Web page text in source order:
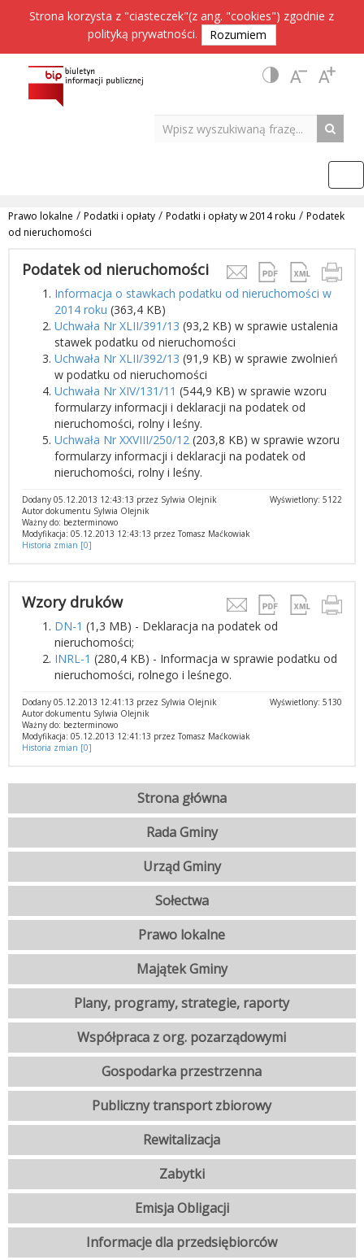
Strona korzysta z "ciasteczek"(z ang. "cookies") zgodnie z
polityką prywatności. Rozumiem
Prawo lokalne / Podatki i opłaty / Podatki i opłaty w 2014 roku / Podatek
od nieruchomości
Podatek od nieruchomości
Informacja o stawkach podatku od nieruchomości w
2014 roku (363,4 KB)
Uchwała Nr XLII/391/13 (93,2 KB) w sprawie ustalenia
stawek podatku od nieruchomości
Uchwała Nr XLII/392/13 (91,9 KB) w sprawie zwolnień
w podatku od nieruchomości
Uchwała Nr XIV/131/11 (544,9 KB) w sprawie wzoru
formularzy informacji i deklaracji na podatek od
nieruchomości, rolny i leśny.
Uchwała Nr XXVIII/250/12 (203,8 KB) w sprawie wzoru
formularzy informacji i deklaracji na podatek od
nieruchomości, rolny i leśny.
Wyświetlony: 5122
Dodany 05.12.2013 12:43:13 przez Sylwia Olejnik
Autor dokumentu Sylwia Olejnik
Ważny do: bezterminowo
Modyfikacja: 05.12.2013 12:43:13 przez Tomasz Maćkowiak
Historia zmian [0]
Wzory druków
DN-1 (1,3 MB) - Deklaracja na podatek od
nieruchomości;
INRL-1 (280,4 KB) - Informacja w sprawie podatku od
nieruchomości, rolnego i leśnego.
Wyświetlony: 5130
Dodany 05.12.2013 12:41:13 przez Sylwia Olejnik
Autor dokumentu Sylwia Olejnik
Ważny do: bezterminowo
Modyfikacja: 05.12.2013 12:41:13 przez Tomasz Maćkowiak
Historia zmian [0]
Strona główna
Rada Gminy
Urząd Gminy
Sołectwa
Prawo lokalne
Majątek Gminy
Plany, programy, strategie, raporty
Współpraca z org. pozarządowymi
Gospodarka przestrzenna
Publiczny transport zbiorowy
Rewitalizacja
Zabytki
Emisja Obligacji
Informacje dla przedsiębiorców